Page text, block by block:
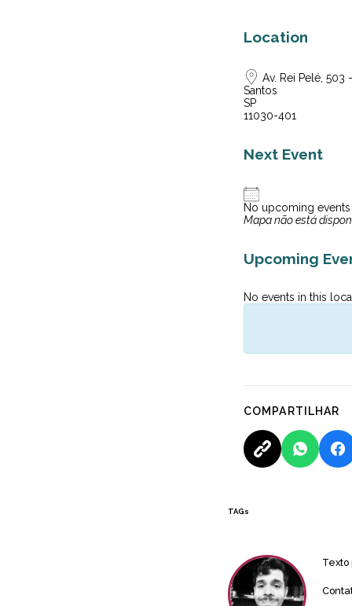
Location
Av. Rei Pelé, 503
Santos
SP
11030-401
Next Event
No upcoming events
Mapa não está
Upcoming
No events in this
COMPARTILHAR
TAGs
Texto